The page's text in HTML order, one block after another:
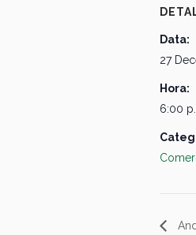
Data:
27
Hora:
6:00